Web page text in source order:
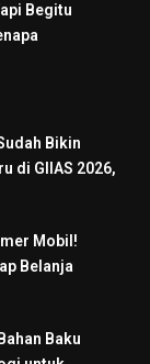
Begitu
Bikin
di GIIAS 2026,
Mobil!
Belanja
Baku